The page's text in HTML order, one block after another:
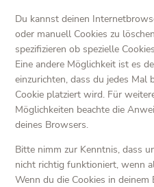
Du kannst deinen
oder manuell Cookies zu
spezifizieren ob spezielle
Eine andere Möglichkeit ist es
einzurichten, dass du jedes
Cookie platziert wird. Für
Möglichkeiten beachte die
deines Browsers.
Bitte nimm zur Kenntnis, dass
nicht richtig funktioniert, wenn
Wenn du die Cookies in